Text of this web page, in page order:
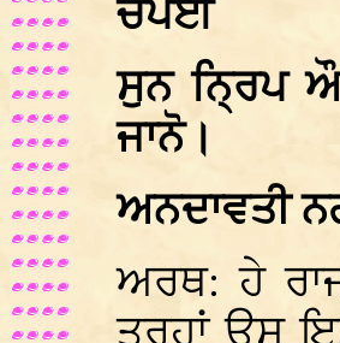
ਚੌਪਈ
ਸੁਨ ਨ੍ਰਿਪ
ਜਾਨੋ।
ਅਨਦਾਵਤੀ
ਅਰਥ: ਹੇ
ਤਰ੍ਹਾਂ ਉਸ